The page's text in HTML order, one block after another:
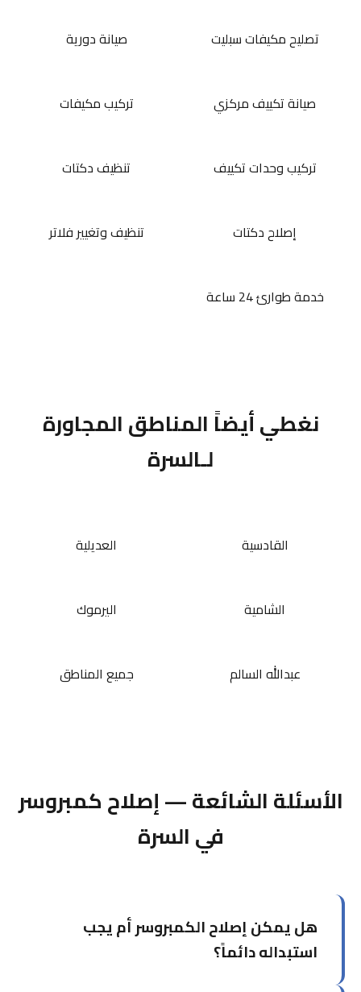
تصليح مكيفات سبليت صيانة دورية
صيانة تكييف مركزي تركيب مكيفات
تركيب وحدات تكييف تنظيف دكتات
إصلاح دكتات تنظيف وتغيير فلاتر
خدمة طوارئ 24 ساعة
نغطي أيضاً المناطق المجاورة
لـالسرة
القادسية العديلية
الشامية اليرموك
عبدالله السالم جميع المناطق
الأسئلة الشائعة — إصلاح كمبروسر
في السرة
هل يمكن إصلاح الكمبروسر أم يجب
استبداله دائماً؟